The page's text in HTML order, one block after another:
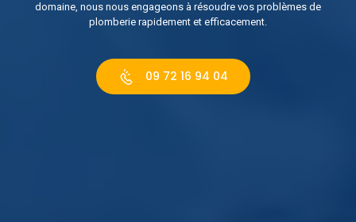
domaine, nous nous engageons à résoudre vos problèmes de
plomberie rapidement et efficacement.
09 72 16 94 04